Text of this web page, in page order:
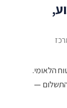
הלאומי.
התשלום —